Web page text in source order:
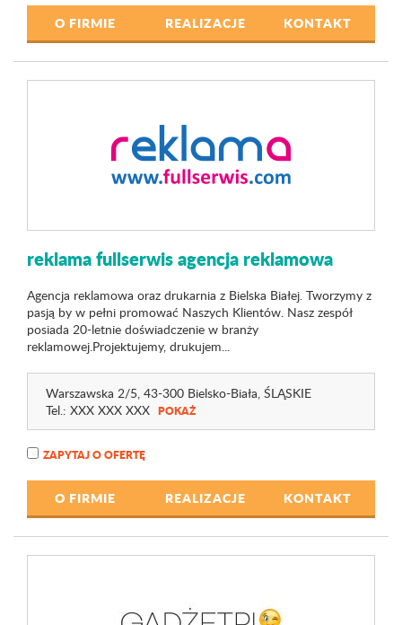
O FIRMIE REALIZACJE KONTAKT
reklama fullserwis agencja reklamowa
Agencja reklamowa oraz drukarnia z Bielska Białej. Tworzymy z
pasją by w pełni promować Naszych Klientów. Nasz zespół
posiada 20-letnie doświadczenie w branży
reklamowej.Projektujemy, drukujem...
Warszawska 2/5, 43-300 Bielsko-Biała, ŚLĄSKIE
Tel.: XXX XXX XXX POKAŻ
ZAPYTAJ O OFERTĘ
O FIRMIE REALIZACJE KONTAKT